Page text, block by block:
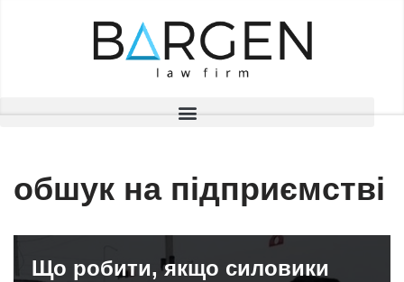
обшук на підприємстві
Що робити, якщо силовики